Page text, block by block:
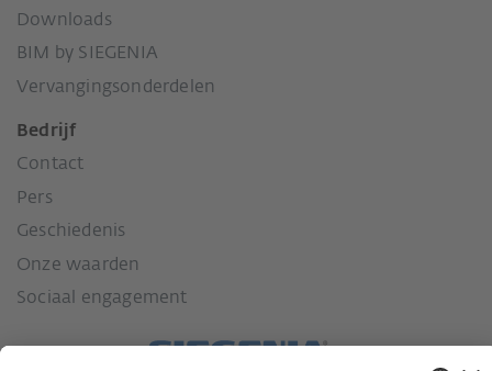
Downloads
BIM by SIEGENIA
Vervangingsonderdelen
Bedrijf
Contact
Pers
Geschiedenis
Onze waarden
Sociaal engagement